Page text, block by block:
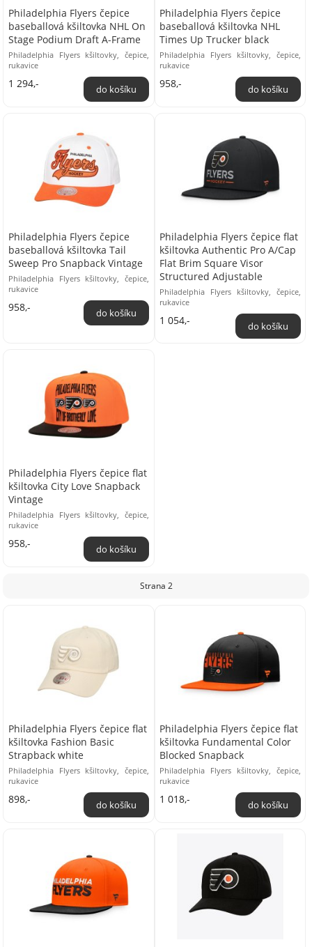
Philadelphia Flyers čepice
baseballová kšiltovka NHL On
Stage Podium Draft A-Frame
Philadelphia Flyers kšiltovky, čepice,
rukavice
1 294,-
Philadelphia Flyers čepice
baseballová kšiltovka NHL
Times Up Trucker black
Philadelphia Flyers kšiltovky, čepice,
rukavice
958,-
Philadelphia Flyers čepice
baseballová kšiltovka Tail
Sweep Pro Snapback Vintage
Philadelphia Flyers kšiltovky, čepice,
rukavice
958,-
Philadelphia Flyers čepice flat
kšiltovka Authentic Pro A/Cap
Flat Brim Square Visor
Structured Adjustable
Philadelphia Flyers kšiltovky, čepice,
rukavice
1 054,-
Philadelphia Flyers čepice flat
kšiltovka City Love Snapback
Vintage
Philadelphia Flyers kšiltovky, čepice,
rukavice
958,-
Strana 2
Philadelphia Flyers čepice flat
kšiltovka Fashion Basic
Strapback white
Philadelphia Flyers kšiltovky, čepice,
rukavice
898,-
Philadelphia Flyers čepice flat
kšiltovka Fundamental Color
Blocked Snapback
Philadelphia Flyers kšiltovky, čepice,
rukavice
1 018,-